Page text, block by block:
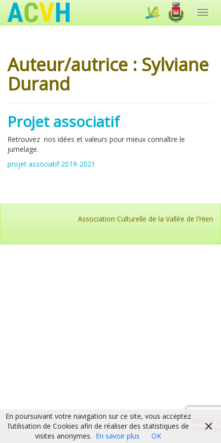
Auteur/autrice : Sylviane
Durand
Projet associatif
Retrouvez nos idées et valeurs pour mieux connaître le
jumelage.
projet associatif 2019-2021
Association Culturelle de la Vallée de l’Hien
En poursuivant votre navigation sur ce site, vous acceptez
l’utilisation de Cookies afin de réaliser des statistiques de
visites anonymes. En savoir plus OK